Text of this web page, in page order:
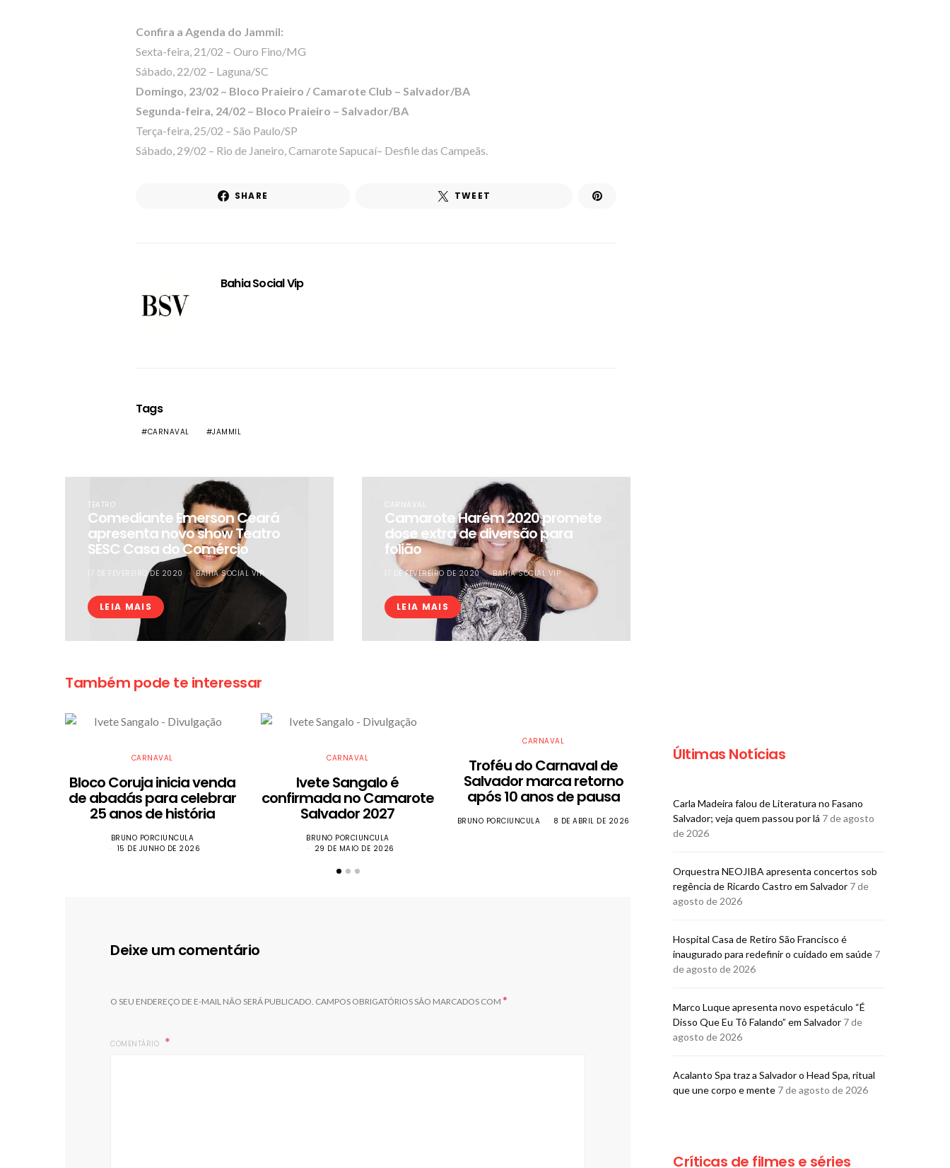
Confira a Agenda do Jammil:
Sexta-feira, 21/02 – Ouro Fino/MG
Sábado, 22/02 – Laguna/SC
Domingo, 23/02 – Bloco Praieiro / Camarote Club – Salvador/BA
Segunda-feira, 24/02 – Bloco Praieiro – Salvador/BA
Terça-feira, 25/02 – São Paulo/SP
Sábado, 29/02 – Rio de Janeiro, Camarote Sapucaí– Desfile das Campeãs.
SHARE TWEET
Bahia Social Vip
Tags
CARNAVAL JAMMIL
TEATRO
Comediante Emerson Ceará
apresenta novo show Teatro
SESC Casa do Comércio
17 DE FEVEREIRO DE 2020 BAHIA SOCIAL VIP
LEIA MAIS
CARNAVAL
Camarote Harém 2020 promete
dose extra de diversão para
folião
17 DE FEVEREIRO DE 2020 BAHIA SOCIAL VIP
LEIA MAIS
Também pode te interessar
CARNAVAL
Bloco Coruja inicia venda
de abadás para celebrar
25 anos de história
BRUNO PORCIUNCULA
15 DE JUNHO DE 2026
CARNAVAL
Ivete Sangalo é
confirmada no Camarote
Salvador 2027
BRUNO PORCIUNCULA
29 DE MAIO DE 2026
CARNAVAL
Troféu do Carnaval de
Salvador marca retorno
após 10 anos de pausa
BRUNO PORCIUNCULA 8 DE ABRIL DE 2026
Bloco Me Abraça abre
vendas para o Carnaval
2027
26 DE FEVEREIRO DE 2026
para o
Deixe um comentário
O SEU ENDEREÇO DE E-MAIL NÃO SERÁ PUBLICADO. CAMPOS OBRIGATÓRIOS SÃO MARCADOS COM *
COMENTÁRIO
Últimas Notícias
Carla Madeira falou de Literatura no Fasano
Salvador; veja quem passou por lá 7 de agosto
de 2026
Orquestra NEOJIBA apresenta concertos sob
regência de Ricardo Castro em Salvador 7 de
agosto de 2026
Hospital Casa de Retiro São Francisco é
inaugurado para redefinir o cuidado em saúde 7
de agosto de 2026
Marco Luque apresenta novo espetáculo “É
Disso Que Eu Tô Falando” em Salvador 7 de
agosto de 2026
Acalanto Spa traz a Salvador o Head Spa, ritual
que une corpo e mente 7 de agosto de 2026
Críticas de filmes e séries